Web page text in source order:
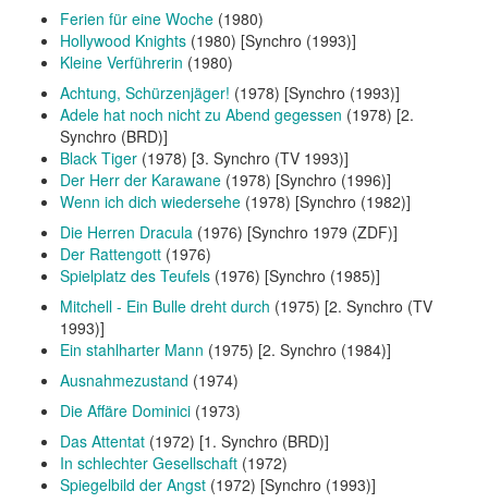
Ferien für eine Woche (1980)
Hollywood Knights (1980) [Synchro (1993)]
Kleine Verführerin (1980)
Achtung, Schürzenjäger! (1978) [Synchro (1993)]
Adele hat noch nicht zu Abend gegessen (1978) [2.
Synchro (BRD)]
Black Tiger (1978) [3. Synchro (TV 1993)]
Der Herr der Karawane (1978) [Synchro (1996)]
Wenn ich dich wiedersehe (1978) [Synchro (1982)]
Die Herren Dracula (1976) [Synchro 1979 (ZDF)]
Der Rattengott (1976)
Spielplatz des Teufels (1976) [Synchro (1985)]
Mitchell - Ein Bulle dreht durch (1975) [2. Synchro (TV
1993)]
Ein stahlharter Mann (1975) [2. Synchro (1984)]
Ausnahmezustand (1974)
Die Affäre Dominici (1973)
Das Attentat (1972) [1. Synchro (BRD)]
In schlechter Gesellschaft (1972)
Spiegelbild der Angst (1972) [Synchro (1993)]